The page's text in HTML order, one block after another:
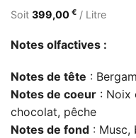
Soit 399,00 € / Litre
Notes olfactives :
Notes de tête :
Notes de coeur : Noix
chocolat, pêche
Notes de fond : Musc,